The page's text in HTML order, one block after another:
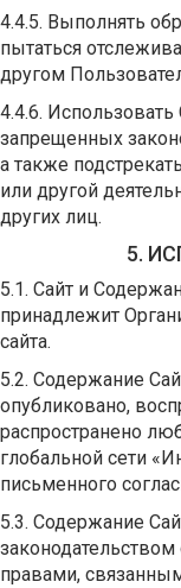
4.4.5. Выполнять
пытаться
другом
4.4.6.
запрещенных
а также
или другой
других лиц.
5.
5.1. Сайт и
принадлежит
сайта.
5.2. Содержание
опубликовано,
распространено
глобальной сети
письменного
5.3. Содержание
правами,